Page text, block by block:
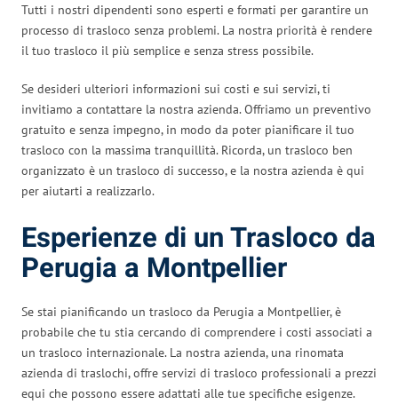
Tutti i nostri dipendenti sono esperti e formati per garantire un
processo di trasloco senza problemi. La nostra priorità è rendere
il tuo trasloco il più semplice e senza stress possibile.
Se desideri ulteriori informazioni sui costi e sui servizi, ti
invitiamo a contattare la nostra azienda. Offriamo un preventivo
gratuito e senza impegno, in modo da poter pianificare il tuo
trasloco con la massima tranquillità. Ricorda, un trasloco ben
organizzato è un trasloco di successo, e la nostra azienda è qui
per aiutarti a realizzarlo.
Esperienze di un Trasloco da
Perugia a Montpellier
Se stai pianificando un trasloco da Perugia a Montpellier, è
probabile che tu stia cercando di comprendere i costi associati a
un trasloco internazionale. La nostra azienda, una rinomata
azienda di traslochi, offre servizi di trasloco professionali a prezzi
equi che possono essere adattati alle tue specifiche esigenze.